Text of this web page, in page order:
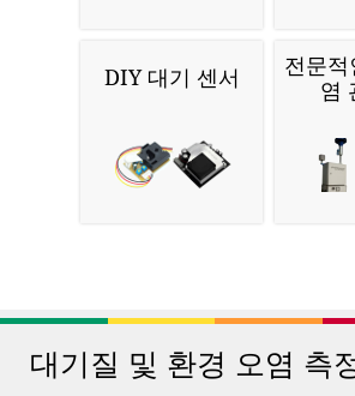
DIY 대기 센서
전문
염
대기질 및 환경 오염 측